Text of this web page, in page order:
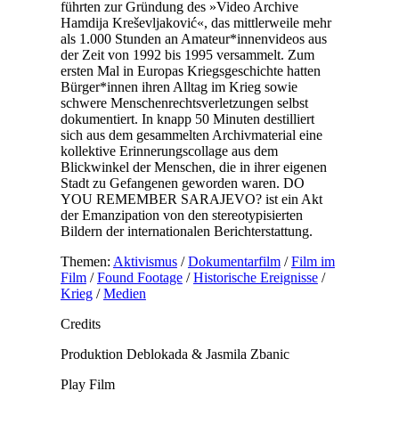
führten zur Gründung des »Video Archive
Hamdija Kreševljaković«, das mittlerweile mehr
als 1.000 Stunden an Amateur*innenvideos aus
der Zeit von 1992 bis 1995 versammelt. Zum
ersten Mal in Europas Kriegsgeschichte hatten
Bürger*innen ihren Alltag im Krieg sowie
schwere Menschenrechtsverletzungen selbst
dokumentiert. In knapp 50 Minuten destilliert
sich aus dem gesammelten Archivmaterial eine
kollektive Erinnerungscollage aus dem
Blickwinkel der Menschen, die in ihrer eigenen
Stadt zu Gefangenen geworden waren. DO
YOU REMEMBER SARAJEVO? ist ein Akt
der Emanzipation von den stereotypisierten
Bildern der internationalen Berichterstattung.
Themen: Aktivismus/Dokumentarfilm/Film im
Film/Found Footage/Historische Ereignisse/
Krieg/Medien
Credits
Produktion Deblokada & Jasmila Zbanic
Play Film